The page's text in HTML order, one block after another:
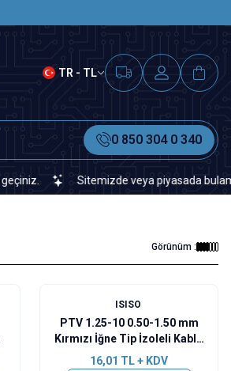
TR - TL
0 850 304 0 340
Sitemizde veya piyasada
Görünüm :
ISISO
PTV 1.25-10 0.50-1.50 mm
Kırmızı İğne Tip İzoleli Kablo
Ucu 10 Adet
16,01 TL + KDV